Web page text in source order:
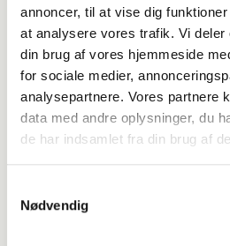
annoncer, til at vise dig
at analysere vores trafik. Vi deler
din brug af vores hjemmeside
for sociale medier,
analysepartnere. Vores partnere
data med andre oplysninger, du
de har indsamlet fra din brug af
Nødvendig
Aktuelt